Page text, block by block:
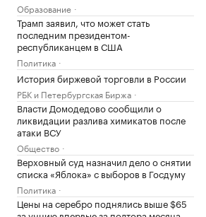
Образование
Трамп заявил, что может стать
последним президентом-
республиканцем в США
Политика
История биржевой торговли в России
РБК и Петербургская Биржа
Власти Домодедово сообщили о
ликвидации разлива химикатов после
атаки ВСУ
Общество
Верховный суд назначил дело о снятии
списка «Яблока» с выборов в Госдуму
Политика
Цены на серебро поднялись выше $65